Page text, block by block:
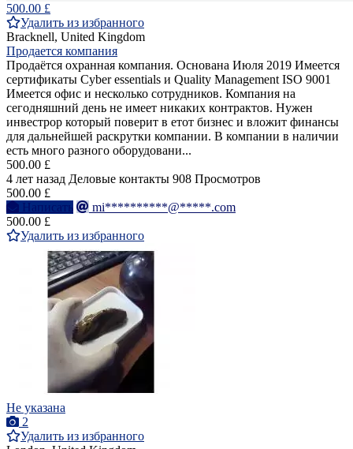
500.00 £
Удалить из избранного
Bracknell, United Kingdom
Продается компания
Продаётся охранная компания. Основана Июля 2019 Имеется
сертификаты Cyber essentials и Quality Management ISO 9001
Имеется офис и несколько сотрудников. Компания на
сегодняшний день не имеет никаких контрактов. Нужен
инвестрор который поверит в етот бизнес и вложит финансы
для дальнейшей раскрутки компании. В компании в наличии
есть много разного оборудовани...
500.00 £
4 лет назад Деловые контакты 908 Просмотров
500.00 £
Написать
mi**********@*****.com
500.00 £
Удалить из избранного
Не указана
2
Удалить из избранного